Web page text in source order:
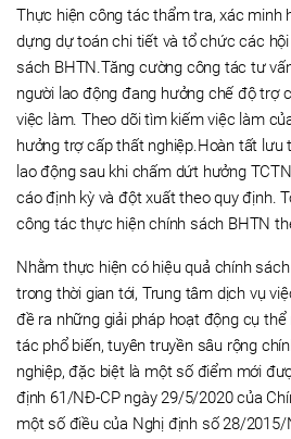
Thực hiện công tác thẩm tra, xác minh
dựng dự toán chi tiết và tổ chức các
sách BHTN.Tăng cường công tác tư
người lao động đang hưởng chế độ trợ
việc làm. Theo dõi tìm kiếm việc làm
hưởng trợ cấp thất nghiệp.Hoàn tất lưu
lao động sau khi chấm dứt hưởng
cáo định kỳ và đột xuất theo quy định.
công tác thực hiện chính sách BHTN
Nhằm thực hiện có hiệu quả chính
trong thời gian tới, Trung tâm dịch vụ
đề ra những giải pháp hoạt động cụ
tác phổ biến, tuyên truyền sâu rộng
nghiệp, đặc biệt là một số điểm mới
định 61/NĐ-CP ngày 29/5/2020 của
một số điều của Nghị định số 28/2015/